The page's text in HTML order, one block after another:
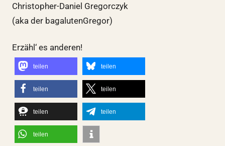
Christopher-Daniel Gregorczyk
(aka der bagalutenGregor)
Erzähl‘ es anderen!
teilen teilen
teilen teilen
teilen teilen
teilen